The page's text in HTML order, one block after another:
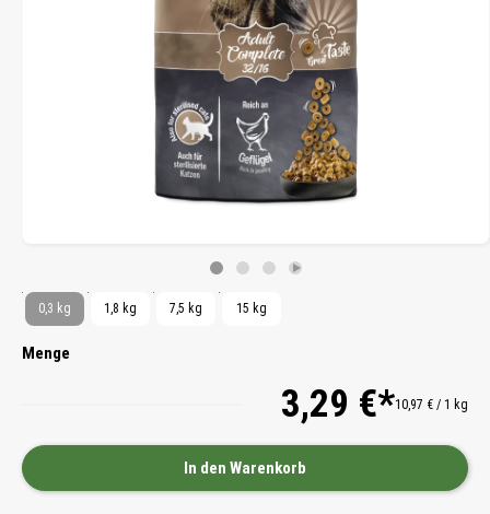
0,3 kg 1,8 kg 7,5 kg 15 kg
Menge
3,29 €*10,97 € / 1 kg
In den Warenkorb